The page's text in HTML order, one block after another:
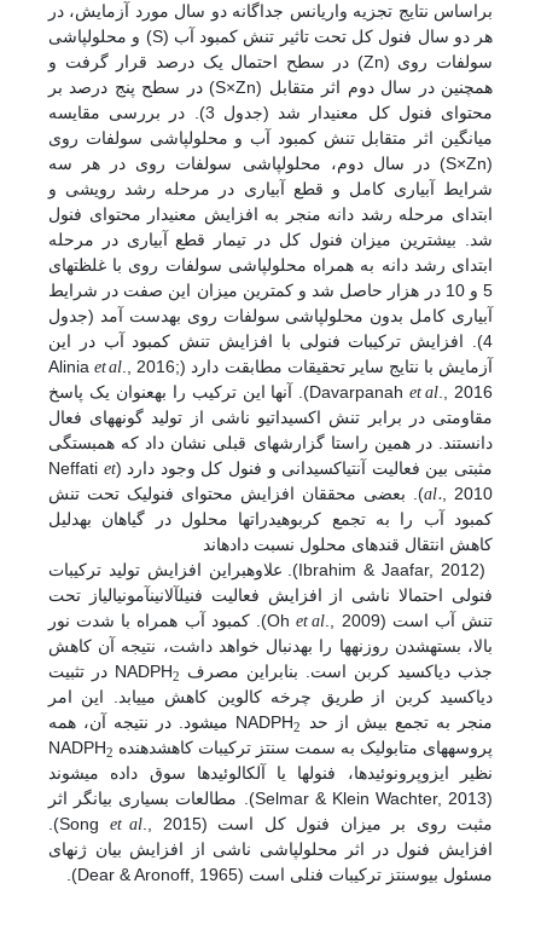
براساس نتایج تجزیه واریانس جداگانه دو سال مورد آزمایش، در
هر دو سال فنول کل تحت تاثیر تنش کمبود آب (S) و محلول­پاشی
سولفات روی (Zn) در سطح احتمال یک درصد قرار گرفت و
همچنین در سال دوم اثر متقابل (S×Zn) در سطح پنج درصد بر
محتوای فنول کل معنی­دار شد (جدول 3). در بررسی مقایسه
میانگین اثر متقابل تنش کمبود آب و محلول­پاشی سولفات روی
(S×Zn) در سال دوم، محلول­پاشی سولفات روی در هر سه
شرایط آبیاری کامل و قطع آبیاری در مرحله رشد رویشی و
ابتدای مرحله رشد دانه منجر به افزایش معنی­دار محتوای فنول
شد. بیشترین میزان فنول کل در تیمار قطع آبیاری در مرحله
ابتدای رشد دانه به همراه محلول­پاشی سولفات روی با غلظت­های
5 و 10 در هزار حاصل شد و کم­ترین میزان این صفت در شرایط
آبیاری کامل بدون محلول­پاشی سولفات روی به­دست آمد (جدول
4). افزایش ترکیبات فنولی با افزایش تنش کمبود آب در این
آزمایش با نتایج سایر تحقیقات مطابقت دارد (Alinia
et al., 2016;
Davarpanahet al
., 2016). آن­ها این ترکیب را به­عنوان یک پاسخ
مقاومتی در برابر تنش اکسیداتیو ناشی از تولید گونه­های فعال
دانستند. در همین راستا گزارش­های قبلی نشان داد که همبستگی
مثبتی بین فعالیت آنتی­اکسیدانی و فنول کل وجود دارد (Neffatiet
al., 2010). بعضی محققان افزایش محتوای فنولیک تحت تنش
کمبود آب را به تجمع کربوهیدرات­ها محلول در گیاهان به­دلیل
کاهش انتقال قندهای محلول نسبت داده­اند
(Ibrahim & Jaafar, 2012). علاوه­بر­این افزایش تولید ترکیبات
فنولی احتمالا ناشی از افزایش فعالیت فنیل­آلانین­آمونیالیاز تحت
تنش آب است (Oh
et al
., 2009). کمبود آب همراه با شدت نور
بالا، بسته­شدن روزنه­ها را به­دنبال خواهد داشت، نتیجه آن کاهش
جذب دی­اکسید کربن است. بنابراین مصرف NADPH 2
در تثبیت
دی­اکسید کربن از طریق چرخه کالوین کاهش می­یابد. این امر
منجر به تجمع بیش از حد NADPH 2
می­شود. در نتیجه آن، همه
پروسه­های متابولیک به سمت سنتز ترکیبات کاهش­دهنده NADPH 2
نظیر ایزوپرونوئیدها، فنول­ها یا آلکالوئیدها سوق داده می­شوند
(Selmar & Klein Wachter, 2013). مطالعات بسیاری بیانگر اثر
مثبت روی بر میزان فنول کل است (Song
et al
., 2015).
افزایش فنول در اثر محلول­پاشی ناشی از افزایش بیان ژن­های
مسئول بیوسنتز ترکیبات فنلی است (Dear & Aronoff, 1965).